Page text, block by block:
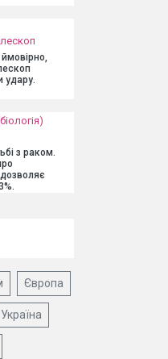
удару.
з раком.
Європа
Україна